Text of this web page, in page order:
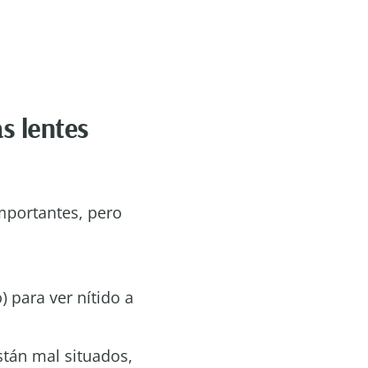
lentes
pero
para ver nítido a
mal situados,